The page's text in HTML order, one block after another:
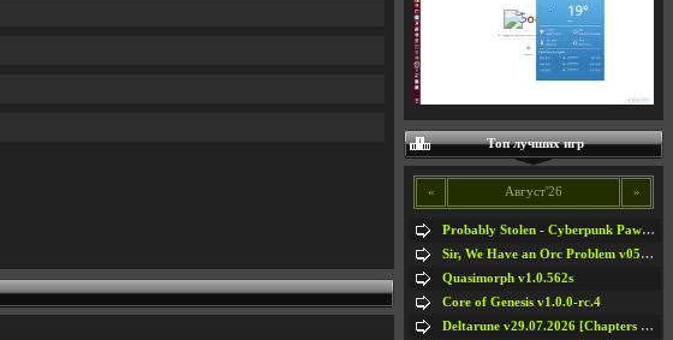
Топ лучших игр
« Август'26 »
Probably Stolen - Cyberpunk Pawnshop Simulator v048c [Playtest]
Sir, We Have an Orc Problem v05.08.2026
Quasimorph v1.0.562s
Core of Genesis v1.0.0-rc.4
Deltarune v29.07.2026 [Chapters 1-5] / + RUS [Chapters 1-5]